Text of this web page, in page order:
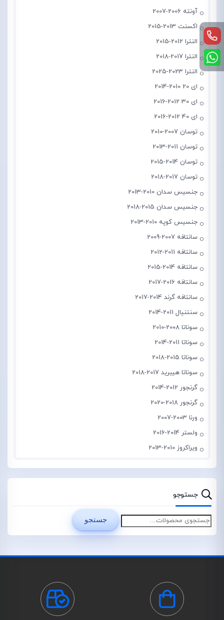
آونته 2006-2007
اکسنت 2013-2015
النترا 2012-2015
النترا 2017-2018
النترا 2023-2025
ای 20 2010-2014
ای 30 2012-2016
ای 40 2012-2016
توسان 2007-2010
توسان 2011-2013
توسان 2014-2015
توسان 2017-2018
جنسیس سدان 2010-2013
جنسیس سدان 2015-2018
جنسیس کوپه 2010-2013
سانتافه 2007-2009
سانتافه 2011-2012
سانتافه 2014-2015
سانتافه 2016-2017
سانتافه گرند 2014-2017
سنتنیال 2011-2014
سوناتا 2008-2010
سوناتا 2011-2014
سوناتا 2015-2018
سوناتا هیبرید 2017-2018
گرنجور 2012-2014
گرنجور 2018-2020
ورنا 2003-2007
ولستر 2014-2016
ویراکروز 2010-2013
جستوجو
جستجو